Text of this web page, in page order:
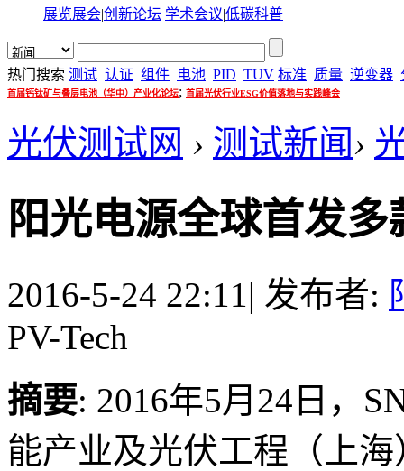
展览展会|创新论坛 学术会议|低碳科普
热门搜索 测试 认证 组件 电池 PID TUV 标准 质量 逆变器
首届钙钛矿与叠层电池（华中）产业化论坛; 首届光伏行业ESG价值落地与实践峰会
光伏测试网 › 测试新闻›
阳光电源全球首发
2016-5-24 22:11| 发布者:
PV-Tech
摘要: 2016年5月24日，
能产业及光伏工程（上